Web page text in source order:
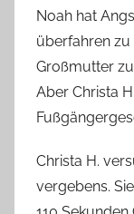
Noah hat
überfahren zu
Großmutter
Aber Christa
Christa H.
vergebens.